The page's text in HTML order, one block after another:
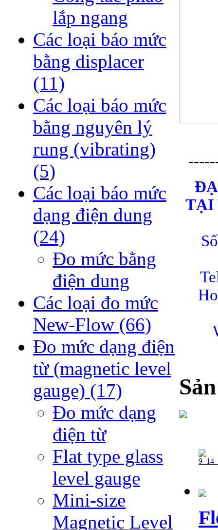
lắp ngang
Các loại báo mức
bằng displacer
(11)
Các loại báo mức
bằng nguyên lý
rung (vibrating)
(5)
Các loại báo mức
dạng điện dung
(24)
Đo mức bằng
điện dung
Các loại đo mức
New-Flow (66)
Đo mức dạng điện
từ (magnetic level
gauge) (17)
Đo mức dạng
điện từ
Flat type glass
level gauge
Mini-size
Magnetic Level
TẠI